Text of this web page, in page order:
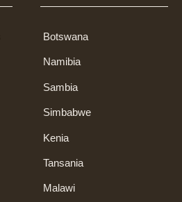
Botswana
Namibia
Sambia
Simbabwe
Kenia
Tansania
Malawi